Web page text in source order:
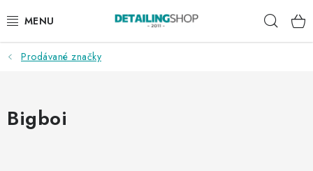
na
AKCE
EXTERIÉR
Prodávané značky
Bigboi